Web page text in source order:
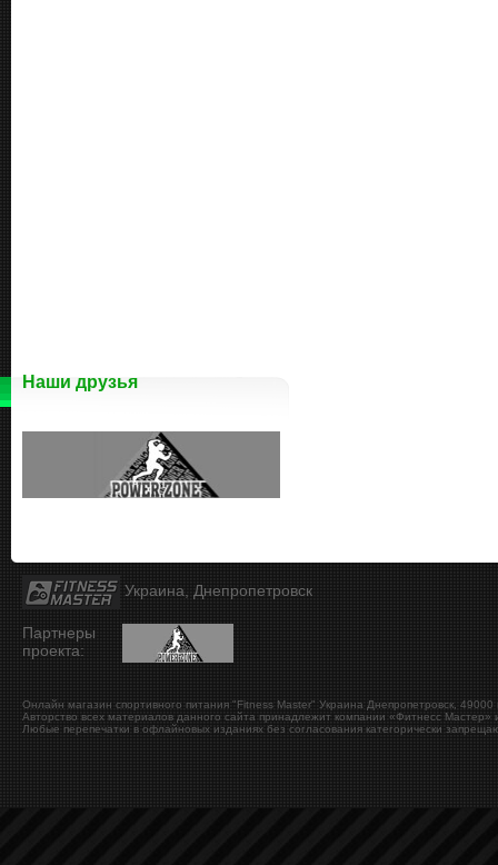
Наши друзья
Украина, Днепропетровск
Партнеры
проекта:
Онлайн магазин спортивного питания "Fitness Master" Украина Днепропетровск 49000
Авторство всех материалов данного сайта принадлежит компании «Фитнесс Мастер»
Любые перепечатки в офлайновых изданиях без согласования категорически